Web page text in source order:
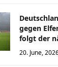
gegen
folgt der
20. June,